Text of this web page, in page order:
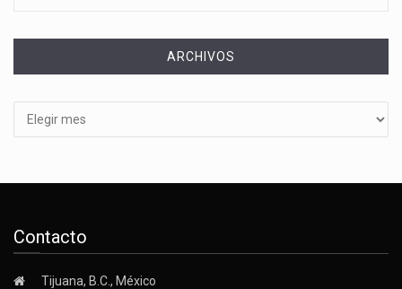
ARCHIVOS
Contacto
Tijuana, B.C., México